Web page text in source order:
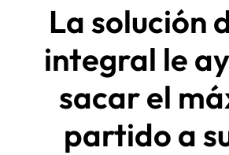
La solución
integral le
sacar el
partido a